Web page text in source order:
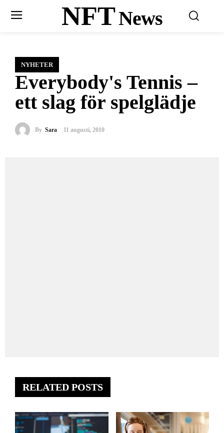
NFTNews
NYHETER
Everybody's Tennis –
ett slag för spelglädje
By Sara 11 augusti, 2010
RELATED POSTS